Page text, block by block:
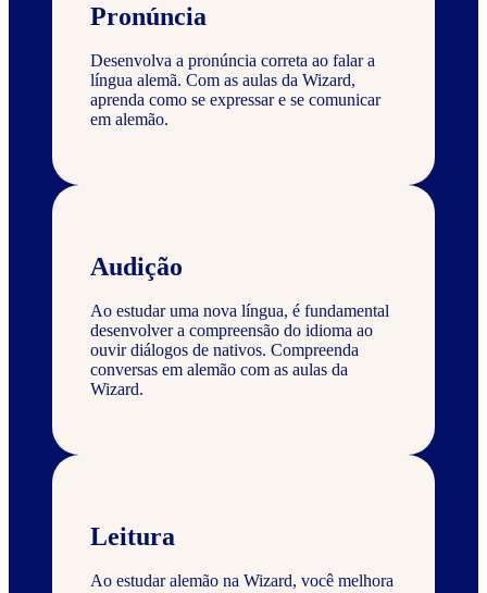
Pronúncia
Desenvolva a pronúncia correta ao falar a
língua alemã. Com as aulas da Wizard,
aprenda como se expressar e se comunicar
em alemão.
Audição
Ao estudar uma nova língua, é fundamental
desenvolver a compreensão do idioma ao
ouvir diálogos de nativos. Compreenda
conversas em alemão com as aulas da
Wizard.
Leitura
Ao estudar alemão na Wizard, você melhora